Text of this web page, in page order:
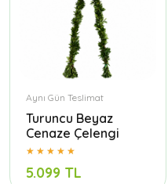
Aynı Gün Teslimat
Turuncu Beyaz
Cenaze Çelengi
5.099 TL